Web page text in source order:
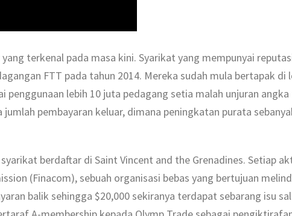
terkenal pada masa kini. Syarikat yang mempunyai
FTT pada tahun 2014. Mereka sudah mula bertapak di
penggunaan lebih 10 juta pedagang setia malah unjuran
pembayaran keluar, dimana peningkatan purata
berdaftar di Saint Vincent and the Grenadines. Setiap
(Finacom), sebuah organisasi bebas yang bertujuan
balik sehingga $20,000 sekiranya terdapat sebarang isu